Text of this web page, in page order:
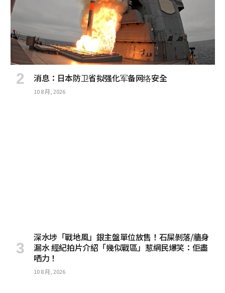
消息：日本防卫省拟强化军备网络安全
10 8 月, 2026
深水埗「戰地風」銀主盤單位放售！石屎剝落/牆身
漏水 經紀拍片介紹「幾似戰區」惹網民爆笑：佢盡
哂力！
10 8 月, 2026